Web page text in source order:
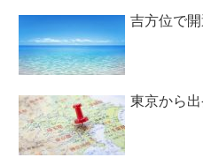
吉方位で開
東京から出